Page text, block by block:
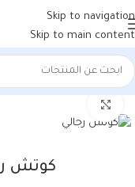
Skip to navigation
Skip to main content
الرئيسية/أحذية رجالي/
كوتش